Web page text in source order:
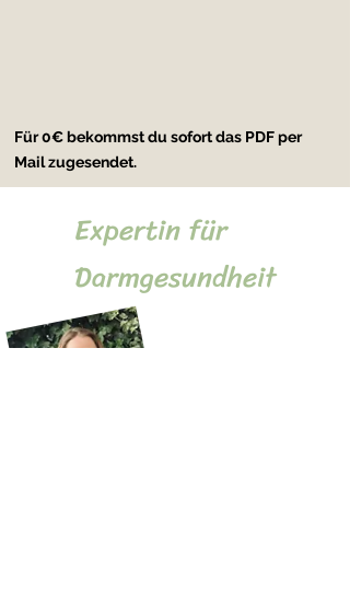
Für 0€ bekommst du sofort das PDF per
Mail zugesendet.
Expertin für
Darmgesundheit